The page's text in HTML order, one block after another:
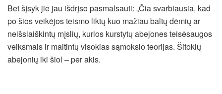
Bet šįsyk jie jau išdrįso pasmalsauti: „Čia svarbiausia, kad
po šios veikėjos teismo liktų kuo mažiau baltų dėmių ar
neišsiaiškintų mįslių, kurios kurstytų abejones teisėsaugos
veiksmais ir maitintų visokias sąmokslo teorijas. Šitokių
abejonių iki šiol – per akis.